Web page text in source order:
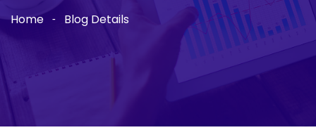
Home Blog Details